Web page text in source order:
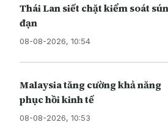
Thái Lan siết chặt kiểm soát
đạn
08-08-2026, 10:54
Malaysia tăng cường khả năng
phục hồi kinh tế
08-08-2026, 10:53